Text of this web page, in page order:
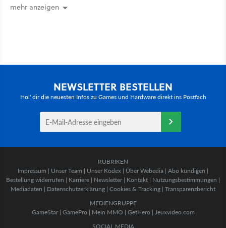
mehr anzeigen
NEWSLETTER BESTELLEN
Hol' dir die neuesten Infos zu Games und Hardware direkt ins Postfach
RUBRIKEN
Impressum | Unser Team | Unser Kodex | Über Webedia | Abo kündigen |
Bestellung widerrufen | Karriere | Newsletter | Kontakt | Nutzungsbestimmungen |
Mediadaten | Datenschutzerklärung | Cookies & Tracking | Transparenzbericht
MEDIENGRUPPE
GameStar| GamePro | Mein MMO | GetHero | Jeuxvideo.com
SOCIAL MEDIA